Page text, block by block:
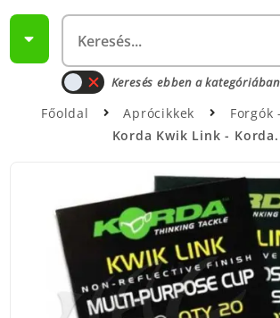
Keresés ebben a kategóriában
Főoldal Aprócikkek
Forgók
Korda Kwik Link -